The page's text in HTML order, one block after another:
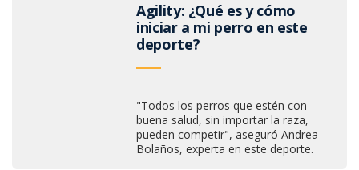
Agility: ¿Qué es y cómo
iniciar a mi perro en este
deporte?
"Todos los perros que estén con
buena salud, sin importar la raza,
pueden competir", aseguró Andrea
Bolaños, experta en este deporte.